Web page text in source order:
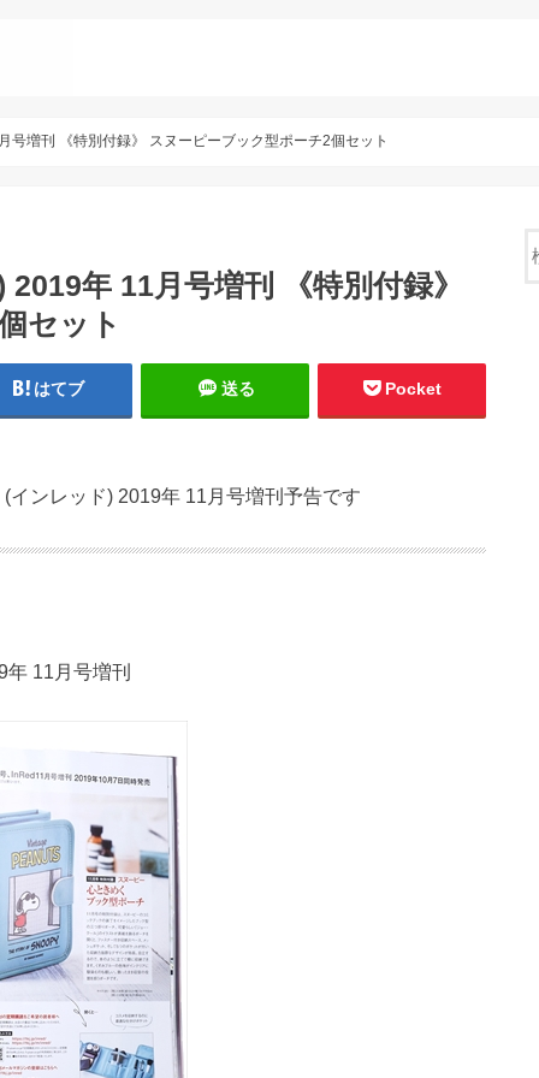
号増刊 《特別付録》 スヌーピーブック型ポーチ2個セット
年 11月号増刊 《特別付録》
セット
はてブ 送る Pocket
インレッド) 2019年 11月号増刊予告です
11月号増刊